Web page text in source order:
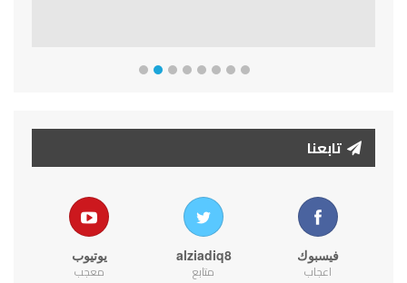
تابعنا
فيسبوك
اعجاب
alziadiq8
متابع
يوتيوب
معجب